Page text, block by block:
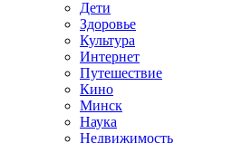
Дети
Здоровье
Культура
Интернет
Путешествие
Кино
Минск
Наука
Недвижимость